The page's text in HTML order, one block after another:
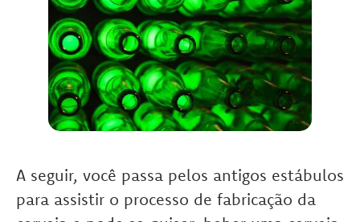
A seguir, você passa pelos antigos estábulos
para assistir o processo de fabricação da